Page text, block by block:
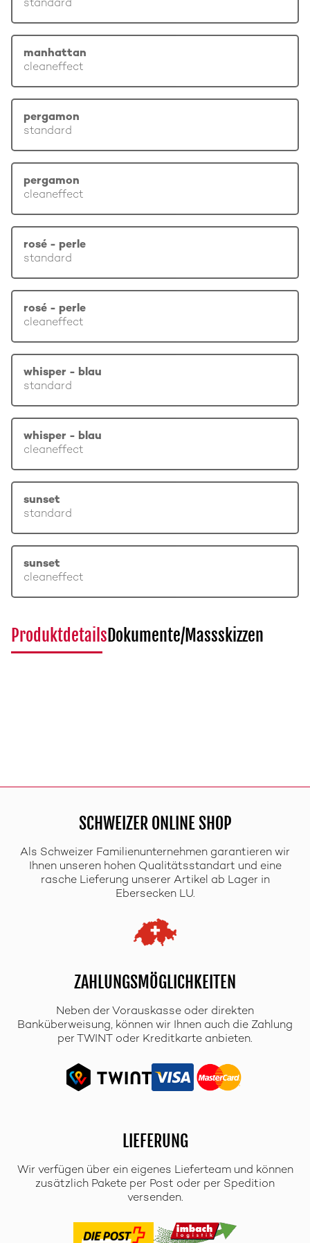
standard
manhattan
cleaneffect
pergamon
standard
pergamon
cleaneffect
rosé - perle
standard
rosé - perle
cleaneffect
whisper - blau
standard
whisper - blau
cleaneffect
sunset
standard
sunset
cleaneffect
ProduktdetailsDokumente/Massskizzen
SCHWEIZER ONLINE SHOP
Als Schweizer Familienunternehmen garantieren wir
Ihnen unseren hohen Qualitätsstandart und eine
rasche Lieferung unserer Artikel ab Lager in
Ebersecken LU.
ZAHLUNGSMÖGLICHKEITEN
Neben der Vorauskasse oder direkten
Banküberweisung, können wir Ihnen auch die Zahlung
per TWINT oder Kreditkarte anbieten.
LIEFERUNG
Wir verfügen über ein eigenes Lieferteam und können
zusätzlich Pakete per Post oder per Spedition
versenden.